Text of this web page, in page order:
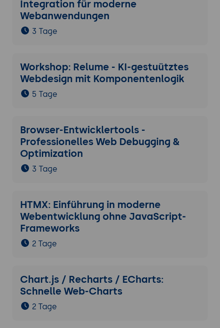
Integration für moderne
Webanwendungen
3 Tage
Workshop: Relume - KI-gestuütztes
Webdesign mit Komponentenlogik
5 Tage
Browser-Entwicklertools -
Professionelles Web Debugging &
Optimization
3 Tage
HTMX: Einführung in moderne
Webentwicklung ohne JavaScript-
Frameworks
2 Tage
Chart.js / Recharts / ECharts:
Schnelle Web-Charts
2 Tage